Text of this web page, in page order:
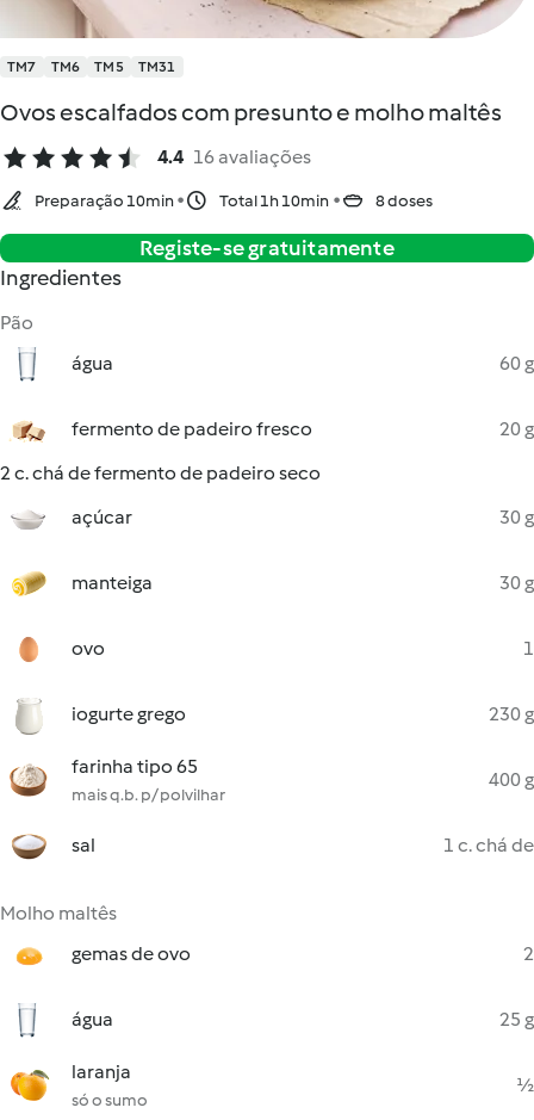
TM7 TM6 TM5 TM31
Ovos escalfados com presunto e molho maltês
4.4 16 avaliações
Preparação 10min Total 1h 10min 8 doses
Registe-se gratuitamente
Ingredientes
Pão
água
60 g
fermento de padeiro fresco
20 g
2 c. chá de fermento de padeiro seco
açúcar
30 g
manteiga 30 g
ovo 1
iogurte grego 230 g
farinha tipo 65
mais q.b. p/ polvilhar
400 g
sal 1 c. chá de
Molho maltês
gemas de ovo
2
água 25 g
laranja
só o sumo
½